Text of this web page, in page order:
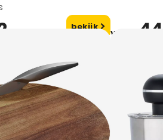
bekijk
vanaf